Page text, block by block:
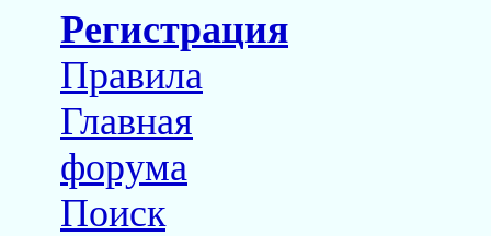
Регистрация
Правила
Главная
форума
Поиск